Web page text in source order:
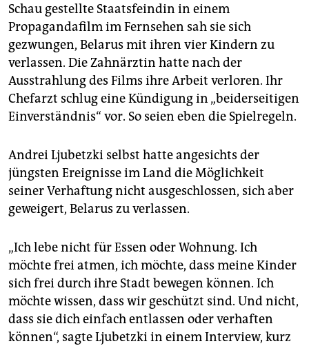
Schau gestellte Staatsfeindin in einem
Propagandafilm im Fernsehen sah sie sich
gezwungen, Belarus mit ihren vier Kindern zu
verlassen. Die Zahnärztin hatte nach der
Ausstrahlung des Films ihre Arbeit verloren. Ihr
Chefarzt schlug eine Kündigung in „beiderseitigen
Einverständnis“ vor. So seien eben die Spielregeln.
Andrei Ljubetzki selbst hatte angesichts der
jüngsten Ereignisse im Land die Möglichkeit
seiner Verhaftung nicht ausgeschlossen, sich aber
geweigert, Belarus zu verlassen.
„Ich lebe nicht für Essen oder Wohnung. Ich
möchte frei atmen, ich möchte, dass meine Kinder
sich frei durch ihre Stadt bewegen können. Ich
möchte wissen, dass wir geschützt sind. Und nicht,
dass sie dich einfach entlassen oder verhaften
können“, sagte Ljubetzki in einem Interview, kurz